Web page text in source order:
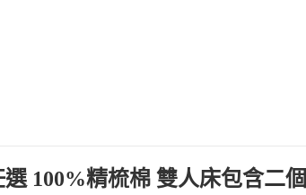
100%精梳棉 雙人床包含二